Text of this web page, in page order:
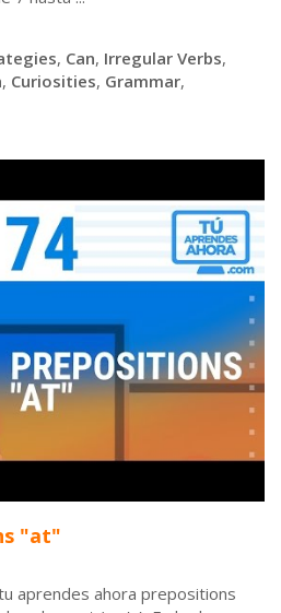
, Can, Irregular Verbs,
, Curiosities, Grammar,
"at"
aprendes ahora prepositions